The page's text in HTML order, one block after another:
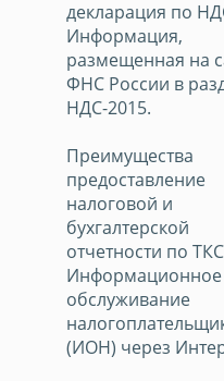
декларация по
Информация,
размещенная на
ФНС России в
НДС-2015.
Преимущества
предоставление
налоговой и
бухгалтерской
отчетности по
Информационное
обслуживание
(ИОН) через